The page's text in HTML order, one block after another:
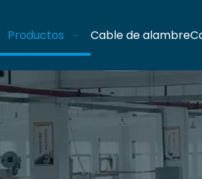
Productos Cable de alambre